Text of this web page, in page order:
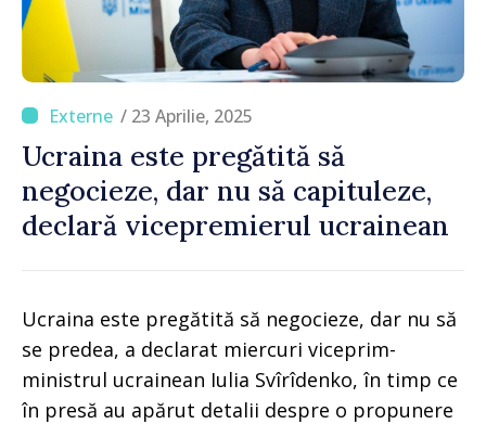
/ 23 Aprilie, 2025
Ucraina este pregătită să
negocieze, dar nu să capituleze,
declară vicepremierul ucrainean
Ucraina este pregătită să negocieze, dar nu să
se predea, a declarat miercuri viceprim-
ministrul ucrainean Iulia Svîrîdenko, în timp ce
în presă au apărut detalii despre o propunere